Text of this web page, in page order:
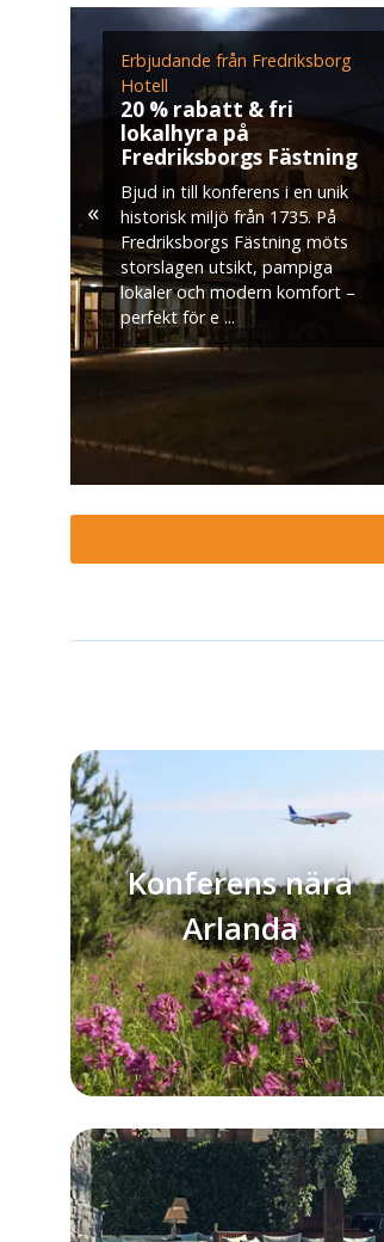
Erbjudande från Fredriksborg
Hotell
20 % rabatt & fri
lokalhyra på
Fredriksborgs Fästning
Bjud in till konferens i en unik
historisk miljö från 1735. På
Fredriksborgs Fästning möts
storslagen utsikt, pampiga
lokaler och modern komfort –
perfekt för e ...
«
Konferens nära
Arlanda